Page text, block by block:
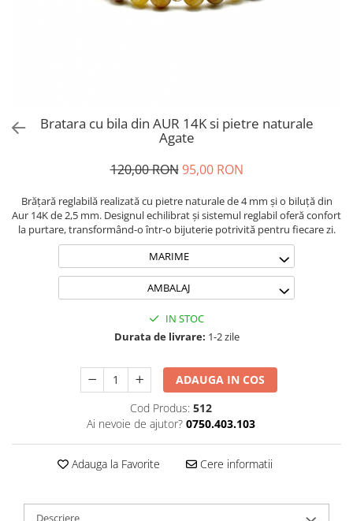
Coliere Transparente cu Stea
Coliere Transparente cu Flori
Coliere Transparente cu Molecule
Coliere Transparente cu Pietre
Naturale
Coliere Transparente Diverse
LĂNȚIȘOARE ARGINT
Lănțișoare cu Inimioare
Lănțișoare cu Cruce
Lănțișoare cu Soare
Lănțișoare cu Zodii
Lănțișoare cu Molecule
Lănțișoare Argint Diverse
Coliere cu Perle Naturale
Brățări din Argint cu pietre
Bratara cu bila din AUR 14K si pietre naturale
Agate
120,00 RON 95,00 RON
Brățară reglabilă realizată cu pietre naturale de 4 mm și o biluță din
Aur 14K de 2,5 mm. Designul echilibrat și sistemul reglabil oferă confort
la purtare, transformând-o într-o bijuterie potrivită pentru fiecare zi.
MARIME
AMBALAJ
IN STOC
Durata de livrare: 1-2 zile
ADAUGA IN COS
Cod Produs: 512
Ai nevoie de ajutor? 0750.403.103
Adauga la Favorite Cere informatii
Descriere